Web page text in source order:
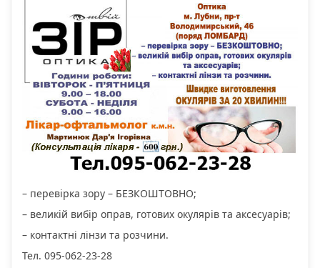
– перевірка зору – БЕЗКОШТОВНО;
– великій вибір оправ, готових окулярів та аксесуарів;
– контактні лінзи та розчини.
Тел. 095-062-23-28